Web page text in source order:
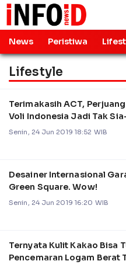
News Peristiwa
Lifestyle
Terimakasih ACT,
Voli Indonesia Jadi Tak
Senin, 24 Jun 2019 18:52 WIB
Desainer Internasional
Green Square. Wow!
Senin, 24 Jun 2019 16:20 WIB
Ternyata Kulit Kakao Bisa
Pencemaran Logam Berat